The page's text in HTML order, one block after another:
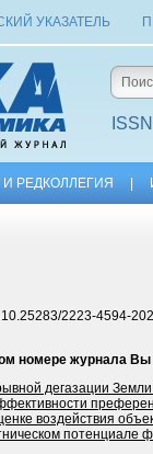
УКАЗАТЕЛЬ
РЕДКОЛЛЕГИЯ
10.25283/2223-4594-
номере журнала Вы
дегазации
воздействия
потенциале